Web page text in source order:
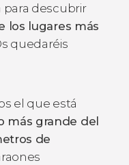
para descubrir
los lugares más
quedaréis
el que está
más grande del
de